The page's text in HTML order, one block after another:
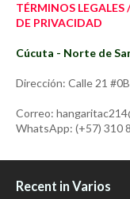
TÉRMINOS
DE PRIVACIDAD
Cúcuta - Norte de
Dirección: Calle 21
Correo:
WhatsApp: (+57) 310
Recent in Varios